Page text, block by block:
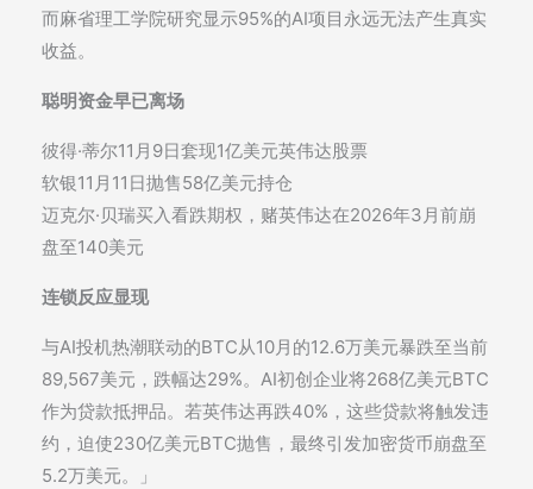
而麻省理工学院研究显示95%的AI项目永远无法产生真实
收益。
聪明资金早已离场
彼得·蒂尔11月9日套现1亿美元英伟达股票
软银11月11日抛售58亿美元持仓
迈克尔·贝瑞买入看跌期权，赌英伟达在2026年3月前崩
盘至140美元
连锁反应显现
与AI投机热潮联动的BTC从10月的12.6万美元暴跌至当前
89,567美元，跌幅达29%。AI初创企业将268亿美元BTC
作为贷款抵押品。若英伟达再跌40%，这些贷款将触发违
约，迫使230亿美元BTC抛售，最终引发加密货币崩盘至
5.2万美元。」